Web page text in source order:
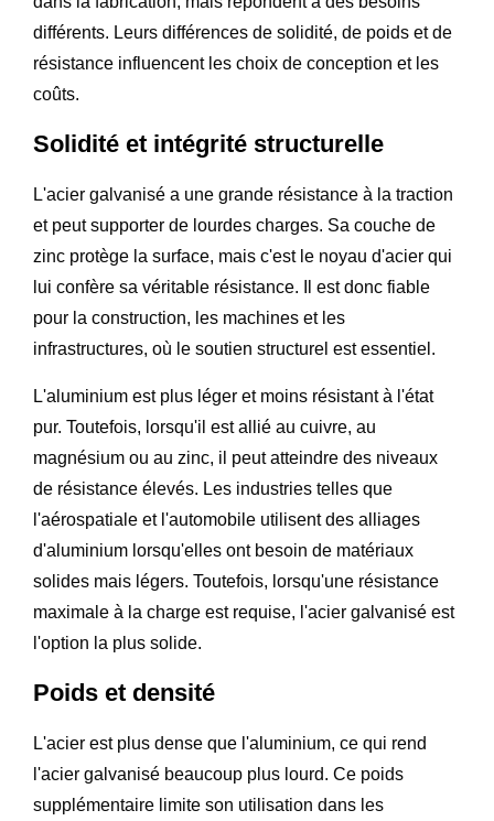
différents. Leurs différences de solidité, de poids et de
résistance influencent les choix de conception et les
coûts.
Solidité et intégrité structurelle
L'acier galvanisé a une grande résistance à la traction
et peut supporter de lourdes charges. Sa couche de
zinc protège la surface, mais c'est le noyau d'acier qui
lui confère sa véritable résistance. Il est donc fiable
pour la construction, les machines et les
infrastructures, où le soutien structurel est essentiel.
L'aluminium est plus léger et moins résistant à l'état
pur. Toutefois, lorsqu'il est allié au cuivre, au
magnésium ou au zinc, il peut atteindre des niveaux
de résistance élevés. Les industries telles que
l'aérospatiale et l'automobile utilisent des alliages
d'aluminium lorsqu'elles ont besoin de matériaux
solides mais légers. Toutefois, lorsqu'une résistance
maximale à la charge est requise, l'acier galvanisé est
l'option la plus solide.
Poids et densité
L'acier est plus dense que l'aluminium, ce qui rend
l'acier galvanisé beaucoup plus lourd. Ce poids
supplémentaire limite son utilisation dans les